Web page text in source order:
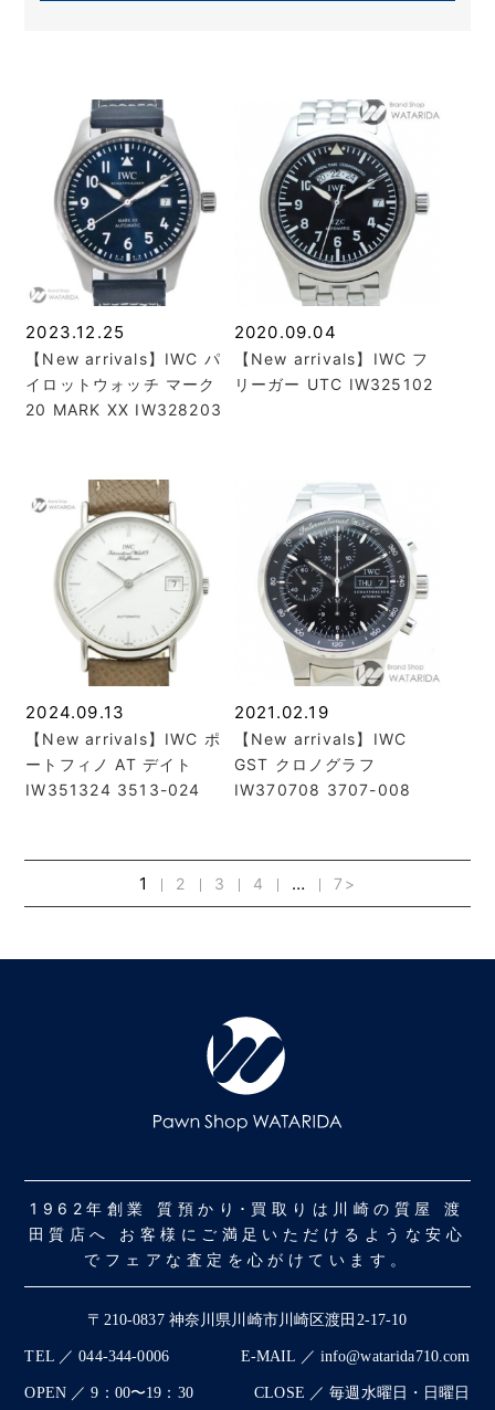
2023.12.25
【New arrivals】IWC パ
イロットウォッチ マーク
20 MARK XX IW328203
2020.09.04
【New arrivals】IWC フ
リーガー UTC IW325102
2024.09.13
【New arrivals】IWC ポ
ートフィノ AT デイト
IW351324 3513-024
2021.02.19
【New arrivals】IWC
GST クロノグラフ
IW370708 3707-008
1 2 3 4 … 7 >
1962年創業 質預かり･買取りは川崎の質屋 渡
田質店へ お客様にご満足いただけるような安心
でフェアな査定を心がけています。
〒210-0837 神奈川県川崎市川崎区渡田2-17-10
TEL ／ 044-344-0006 E-MAIL ／ info@watarida710.com
OPEN ／ 9：00〜19：30 CLOSE ／ 毎週水曜日・日曜日